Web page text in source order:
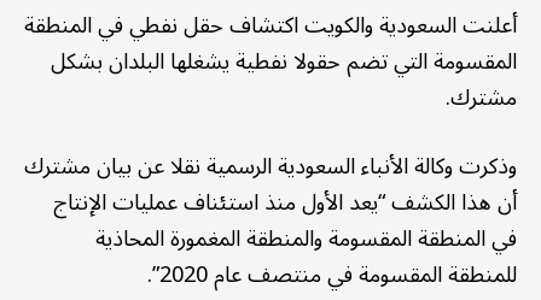
أعلنت السعودية والكويت اكتشاف حقل نفطي في المنطقة
المقسومة التي تضم حقولا نفطية يشغلها البلدان بشكل
مشترك.
وذكرت وكالة الأنباء السعودية الرسمية نقلا عن بيان مشترك
أن هذا الكشف “يعد الأول منذ استئناف عمليات الإنتاج
في المنطقة المقسومة والمنطقة المغمورة المحاذية
للمنطقة المقسومة في منتصف عام 2020”.